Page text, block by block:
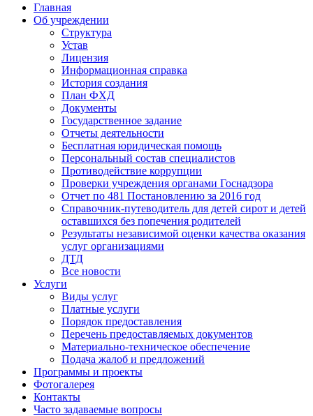
Главная
Об учреждении
Структура
Устав
Лицензия
Информационная справка
История создания
План ФХД
Документы
Государственное задание
Отчеты деятельности
Бесплатная юридическая помощь
Персональный состав специалистов
Противодействие коррупции
Проверки учреждения органами Госнадзора
Отчет по 481 Постановлению за 2016 год
Справочник-путеводитель для детей сирот и детей
оставшихся без попечения родителей
Результаты независимой оценки качества оказания
услуг организациями
ДТД
Все новости
Услуги
Виды услуг
Платные услуги
Порядок предоставления
Перечень предоставляемых документов
Материально-техническое обеспечение
Подача жалоб и предложений
Программы и проекты
Фотогалерея
Контакты
Часто задаваемые вопросы